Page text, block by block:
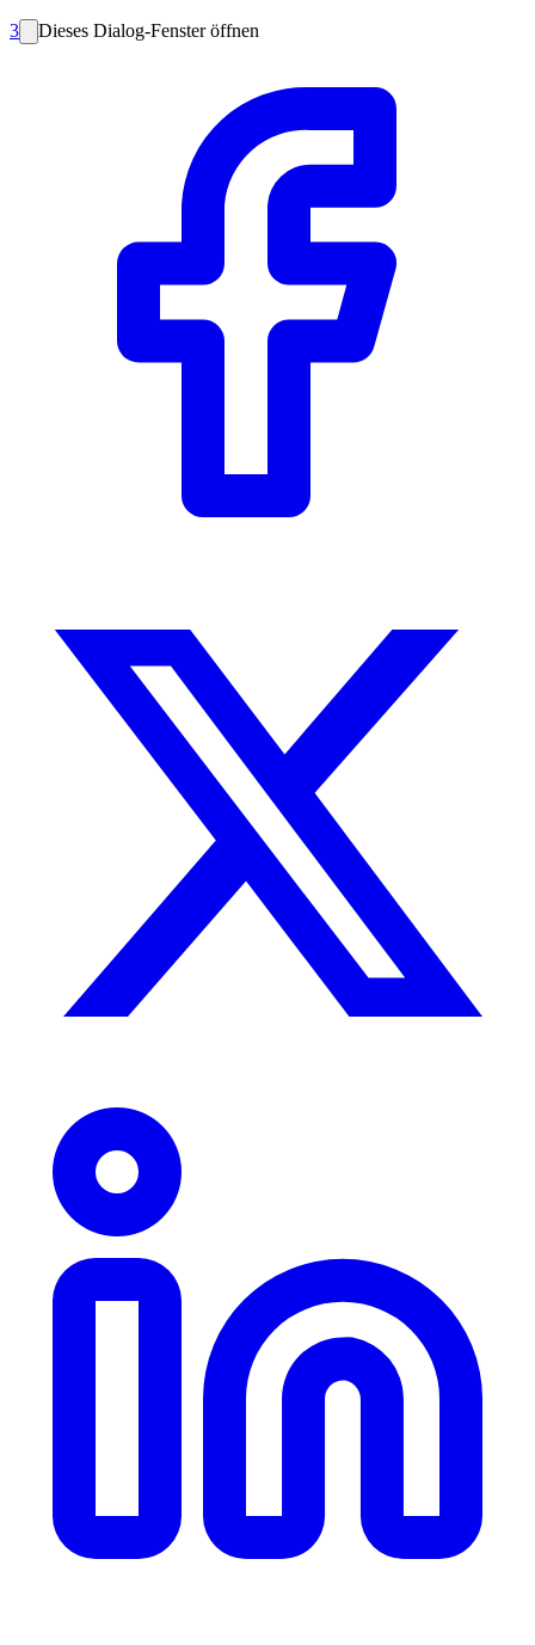
3 Dieses Dialog-Fenster öffnen